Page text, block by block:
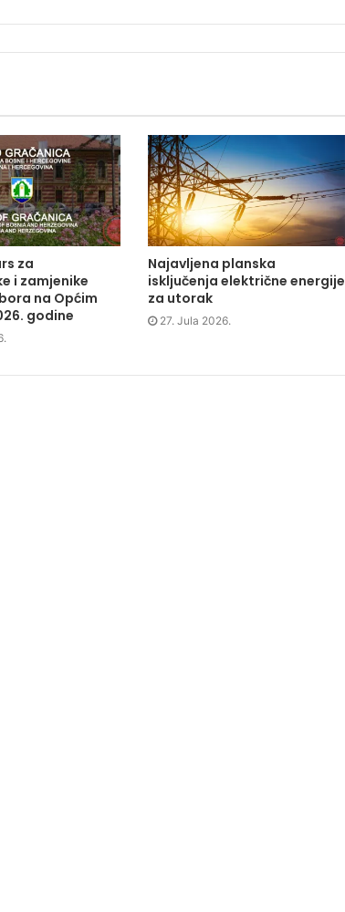
za
i zamjenike
na Općim
godine
Najavljena planska
isključenja električne energije
za utorak
27. Jula 2026.